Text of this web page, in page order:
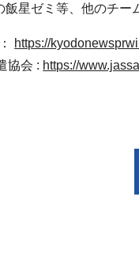
星ゼミ等、他のチー
https://
協会 : https://